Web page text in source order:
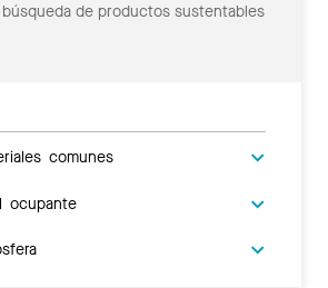
búsqueda de productos sustentables
comunes
ocupante